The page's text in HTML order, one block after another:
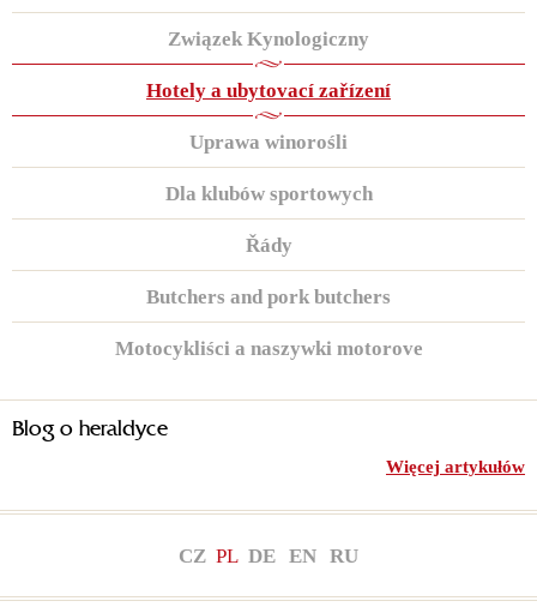
Związek Kynologiczny
Hotely a ubytovací zařízení
Uprawa winorośli
Dla klubów sportowych
Řády
Butchers and pork butchers
Motocykliści a naszywki motorove
Blog o heraldyce
Więcej artykułów
CZ PL DE EN RU